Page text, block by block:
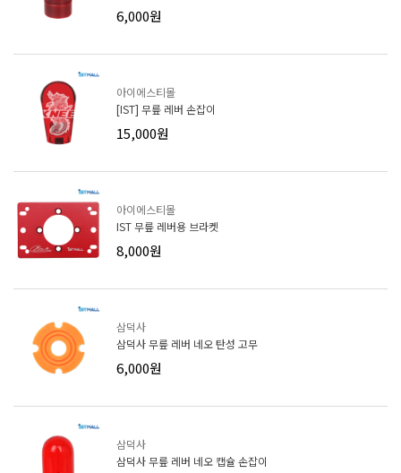
6,000원
아이에스티몰
[IST] 무릎 레버 손잡이
15,000원
아이에스티몰
IST 무릎 레버용 브라켓
8,000원
삼덕사
삼덕사 무릎 레버 네오 탄성 고무
6,000원
삼덕사
삼덕사 무릎 레버 네오 캡슐 손잡이